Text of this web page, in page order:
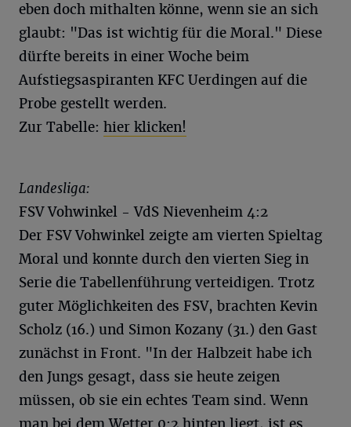
eben doch mithalten könne, wenn sie an sich
glaubt: "Das ist wichtig für die Moral." Diese
dürfte bereits in einer Woche beim
Aufstiegsaspiranten KFC Uerdingen auf die
Probe gestellt werden.
Zur Tabelle: hier klicken!
Landesliga:
FSV Vohwinkel - VdS Nievenheim 4:2
Der FSV Vohwinkel zeigte am vierten Spieltag
Moral und konnte durch den vierten Sieg in
Serie die Tabellenführung verteidigen. Trotz
guter Möglichkeiten des FSV, brachten Kevin
Scholz (16.) und Simon Kozany (31.) den Gast
zunächst in Front. "In der Halbzeit habe ich
den Jungs gesagt, dass sie heute zeigen
müssen, ob sie ein echtes Team sind. Wenn